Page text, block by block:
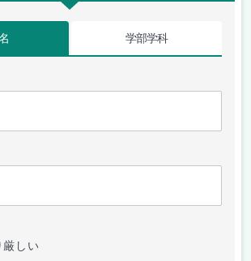
学部学科
厳しい